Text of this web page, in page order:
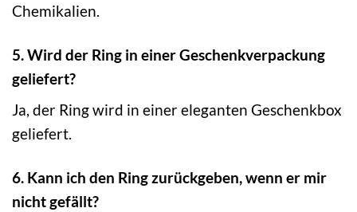
Chemikalien.
5. Wird der Ring in einer Geschenkverpackung
geliefert?
Ja, der Ring wird in einer eleganten Geschenkbox
geliefert.
6. Kann ich den Ring zurückgeben, wenn er mir
nicht gefällt?